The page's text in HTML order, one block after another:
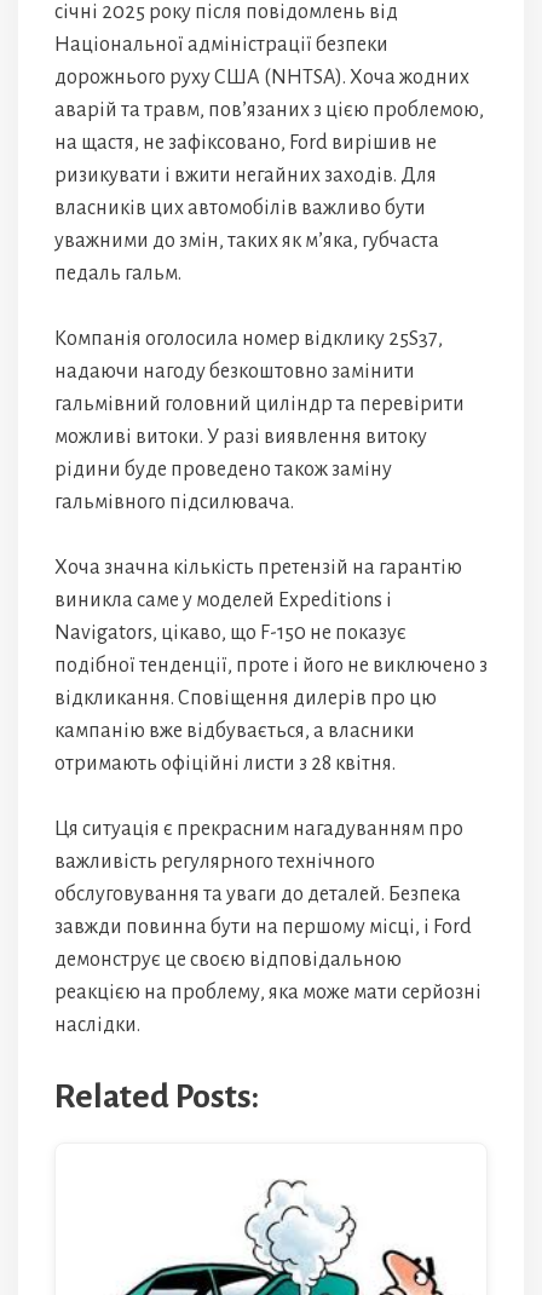
січні 2025 року після повідомлень від
Національної адміністрації безпеки
дорожнього руху США (NHTSA). Хоча жодних
аварій та травм, пов’язаних з цією проблемою,
на щастя, не зафіксовано, Ford вирішив не
ризикувати і вжити негайних заходів. Для
власників цих автомобілів важливо бути
уважними до змін, таких як м’яка, губчаста
педаль гальм.
Компанія оголосила номер відклику 25S37,
надаючи нагоду безкоштовно замінити
гальмівний головний циліндр та перевірити
можливі витоки. У разі виявлення витоку
рідини буде проведено також заміну
гальмівного підсилювача.
Хоча значна кількість претензій на гарантію
виникла саме у моделей Expeditions і
Navigators, цікаво, що F-150 не показує
подібної тенденції, проте і його не виключено з
відкликання. Сповіщення дилерів про цю
кампанію вже відбувається, а власники
отримають офіційні листи з 28 квітня.
Ця ситуація є прекрасним нагадуванням про
важливість регулярного технічного
обслуговування та уваги до деталей. Безпека
завжди повинна бути на першому місці, і Ford
демонструє це своєю відповідальною
реакцією на проблему, яка може мати серйозні
наслідки.
Related Posts: